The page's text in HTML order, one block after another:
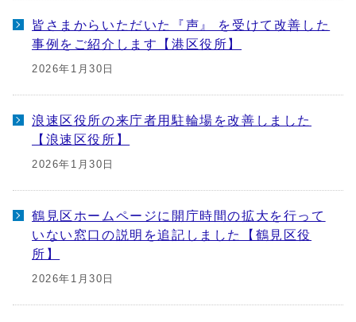
皆さまからいただいた『声』 を受けて改善した
事例をご紹介します【港区役所】
2026年1月30日
浪速区役所の来庁者用駐輪場を改善しました
【浪速区役所】
2026年1月30日
鶴見区ホームページに開庁時間の拡大を行って
いない窓口の説明を追記しました【鶴見区役
所】
2026年1月30日